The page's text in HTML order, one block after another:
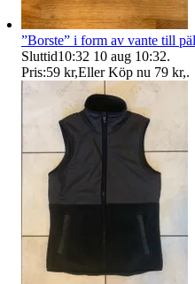
”Borste” i form av vante till
Sluttid10:32 10 aug 10:32.
Pris:59 kr,Eller Köp nu 79 kr,.